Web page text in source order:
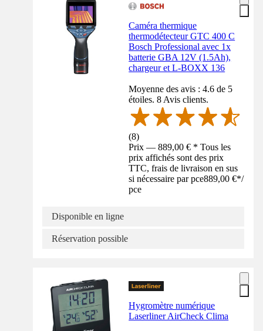
Caméra thermique
thermodétecteur GTC 400 C
Bosch Professional avec 1x
batterie GBA 12V (1.5Ah),
chargeur et L-BOXX 136
Moyenne des avis : 4.6 de 5
étoiles. 8 Avis clients.
(8)
Prix — 889,00 € * Tous les
prix affichés sont des prix
TTC, frais de livraison en sus
si nécessaire par pce889,00 €*/
pce
Disponible en ligne
Réservation possible
Hygromètre numérique
Laserliner AirCheck Clima